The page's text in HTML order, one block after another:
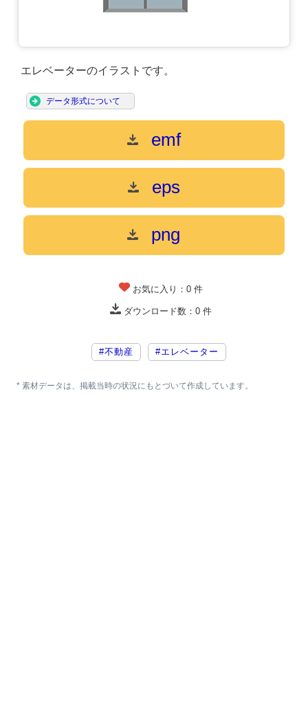
エレベーターのイラストです。
データ形式について
emf
eps
png
お気に入り：0 件
ダウンロード数：0 件
#不動産 #エレベーター
* 素材データは、掲載当時の状況にもとづいて作成しています。